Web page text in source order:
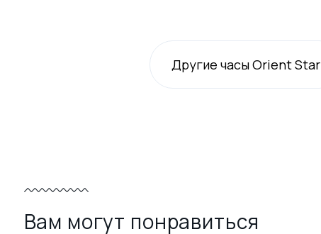
Другие часы Orient Star
Вам могут понравиться